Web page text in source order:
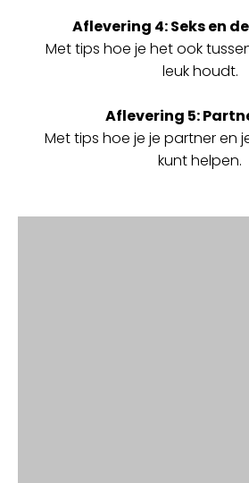
Aflevering 4: Seks en
Met tips hoe je het ook
leuk houdt.
Aflevering 5:
Met tips hoe je je partner en
kunt helpen.